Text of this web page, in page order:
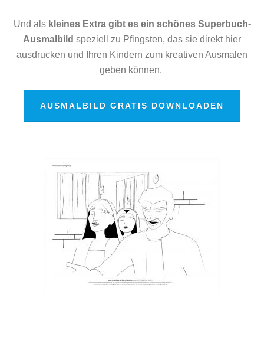
Und als kleines Extra gibt es ein schönes Superbuch-
Ausmalbild speziell zu Pfingsten, das sie direkt hier
ausdrucken und Ihren Kindern zum kreativen Ausmalen
geben können.
AUSMALBILD GRATIS DOWNLOADEN